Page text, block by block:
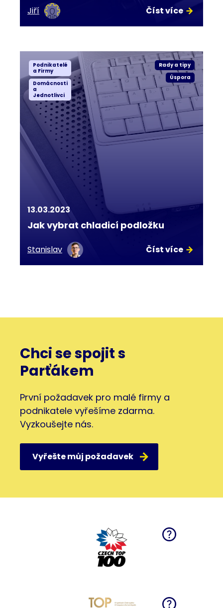
Jiří Číst více
Podnikatelé
a Firmy
Domácnosti
a
Jednotlivci
Rady a tipy
Úspora
13.03.2023
Jak vybrat chladicí podložku
Stanislav Číst více
Chci se spojit s
Parťákem
První požadavek pro malé firmy a
podnikatele vyřešíme zdarma.
Vyzkoušejte nás.
Vyřešte můj požadavek